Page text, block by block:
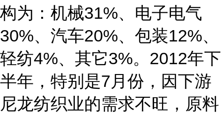
构为：机械31%、电子电气
30%、汽车20%、包装12%、
轻纺4%、其它3%。2012年下
半年，特别是7月份，因下游
尼龙纺织业的需求不旺，原料